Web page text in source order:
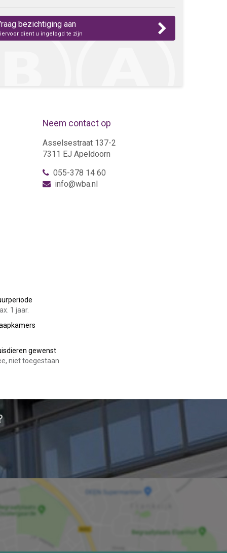
bezichtiging aan
dient u ingelogd te zijn
Neem contact op
Asselsestraat 137-2
7311 EJ Apeldoorn
055-378 14 60
info@wba.nl
1 jaar.
gewenst
niet toegestaan